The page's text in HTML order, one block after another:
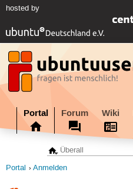
hosted by
Portal Forum Wiki
Portal Anmelden